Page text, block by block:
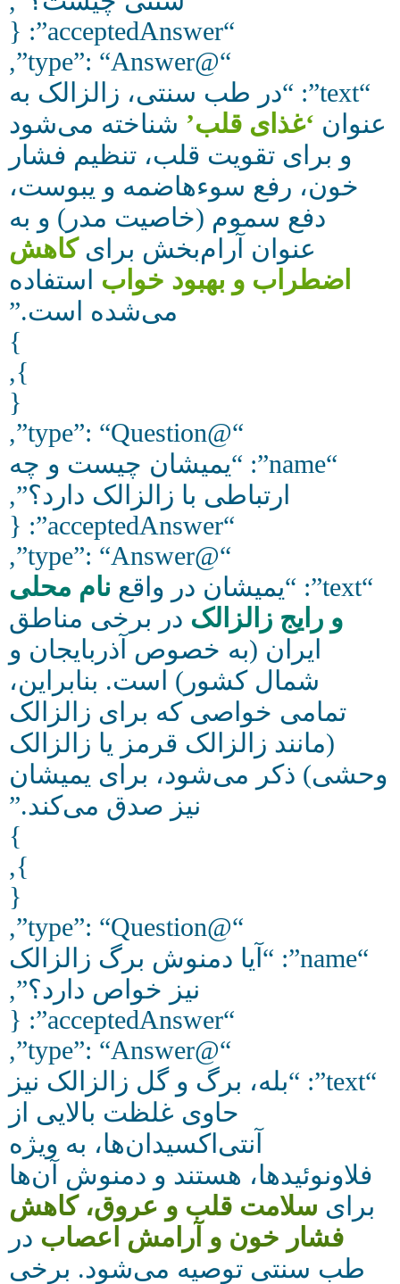
“acceptedAnswer”: {
“@type”: “Answer”,
“text”: “در طب سنتی، زالزالک به
عنوان ‘غذای قلب’شناخته می‌شود
و برای تقویت قلب، تنظیم فشار
خون، رفع سوءهاضمه و یبوست،
دفع سموم (خاصیت مدر) و به
عنوان آرام‌بخش برای کاهش
اضطراب و بهبود خواباستفاده
می‌شده است.”
}
},
{
“@type”: “Question”,
“name”: “یمیشان چیست و چه
ارتباطی با زالزالک دارد؟”,
“acceptedAnswer”: {
“@type”: “Answer”,
“text”: “یمیشان در واقع
نام محلی
و رایج زالزالکدر برخی مناطق
ایران (به خصوص آذربایجان و
شمال کشور) است. بنابراین،
تمامی خواصی که برای زالزالک
(مانند زالزالک قرمز یا زالزالک
وحشی) ذکر می‌شود، برای یمیشان
نیز صدق می‌کند.”
}
},
{
“@type”: “Question”,
“name”: “آیا دمنوش برگ زالزالک
نیز خواص دارد؟”,
“acceptedAnswer”: {
“@type”: “Answer”,
“text”: “بله، برگ و گل زالزالک نیز
حاوی غلظت بالایی از
آنتی‌اکسیدان‌ها، به ویژه
فلاونوئیدها، هستند و دمنوش آن‌ها
برای سلامت قلب و عروق، کاهش
فشار خون و آرامش اعصابدر
طب سنتی توصیه می‌شود. برخی